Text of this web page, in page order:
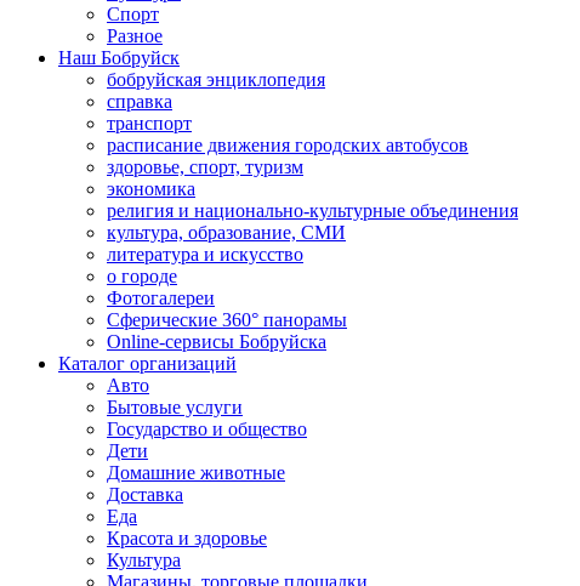
Спорт
Разное
Наш Бобруйск
бобруйская энциклопедия
справка
транспорт
расписание движения городских автобусов
здоровье, спорт, туризм
экономика
религия и национально-культурные объединения
культура, образование, СМИ
литература и искусство
о городе
Фотогалереи
Сферические 360° панорамы
Online-сервисы Бобруйска
Каталог организаций
Авто
Бытовые услуги
Государство и общество
Дети
Домашние животные
Доставка
Еда
Красота и здоровье
Культура
Магазины, торговые площадки